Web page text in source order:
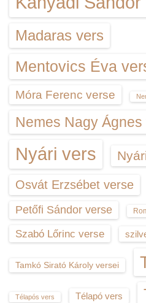
Madaras vers
Mentovics Éva
Móra Ferenc verse
Nemes Nagy Ágnes
Nyári vers
Osvát Erzsébet verse
Petőfi Sándor verse
Szabó Lőrinc verse
Tamkó Sirató Károly versei
Télapós vers Télapó vers